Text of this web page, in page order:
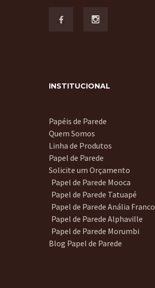
INSTITUCIONAL
Papéis de Parede
Quem Somos
Linha de Produtos
Papel de Parede
Solicite um Orçamento
Papel de Parede Mooca
Papel de Parede Tatuapé
Papel de Parede Anália Franco
Papel de Parede Alphaville
Papel de Parede Morumbi
Blog Papel de Parede